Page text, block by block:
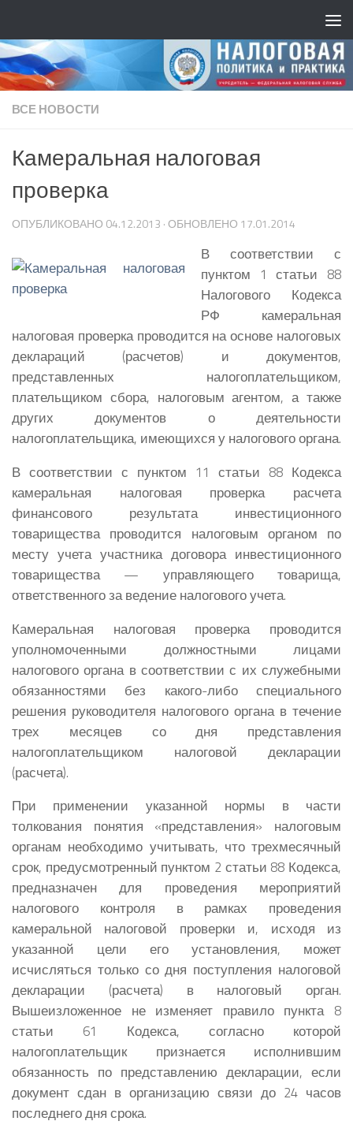
ВСЕ НОВОСТИ
Камеральная налоговая
проверка
ОПУБЛИКОВАНО 04.12.2013 · ОБНОВЛЕНО 17.01.2014
В соответствии с
пунктом 1 статьи 88
Налогового Кодекса
РФ камеральная
налоговая проверка проводится на основе налоговых
деклараций (расчетов) и документов,
представленных налогоплательщиком,
плательщиком сбора, налоговым агентом, а также
других документов о деятельности
налогоплательщика, имеющихся у налогового органа.
В соответствии с пунктом 11 статьи 88 Кодекса
камеральная налоговая проверка расчета
финансового результата инвестиционного
товарищества проводится налоговым органом по
месту учета участника договора инвестиционного
товарищества — управляющего товарища,
ответственного за ведение налогового учета.
Камеральная налоговая проверка проводится
уполномоченными должностными лицами
налогового органа в соответствии с их служебными
обязанностями без какого-либо специального
решения руководителя налогового органа в течение
трех месяцев со дня представления
налогоплательщиком налоговой декларации
(расчета).
При применении указанной нормы в части
толкования понятия «представления» налоговым
органам необходимо учитывать, что трехмесячный
срок, предусмотренный пунктом 2 статьи 88 Кодекса,
предназначен для проведения мероприятий
налогового контроля в рамках проведения
камеральной налоговой проверки и, исходя из
указанной цели его установления, может
исчисляться только со дня поступления налоговой
декларации (расчета) в налоговый орган.
Вышеизложенное не изменяет правило пункта 8
статьи 61 Кодекса, согласно которой
налогоплательщик признается исполнившим
обязанность по представлению декларации, если
документ сдан в организацию связи до 24 часов
последнего дня срока.